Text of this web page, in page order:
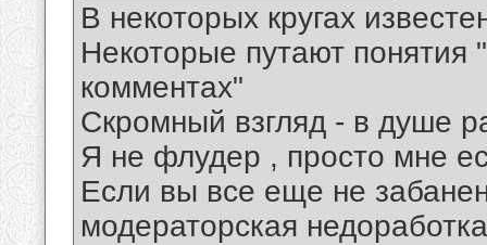
В некоторых кругах
Некоторые путают понятия
комментах"
Скромный взгляд - в душе
Я не флудер , просто мне
Если вы все еще не
модераторская